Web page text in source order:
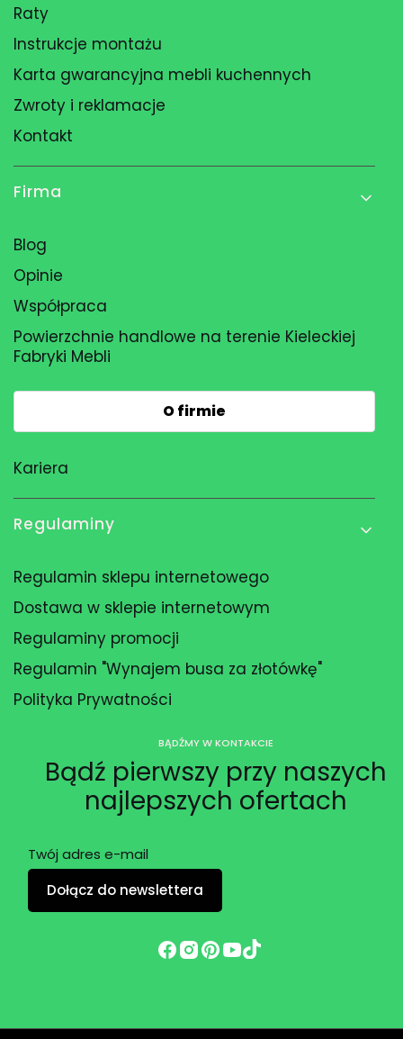
Raty
Instrukcje montażu
Karta gwarancyjna mebli kuchennych
Zwroty i reklamacje
Kontakt
Firma
Blog
Opinie
Współpraca
Powierzchnie handlowe na terenie Kieleckiej
Fabryki Mebli
O firmie
Kariera
Regulaminy
Regulamin sklepu internetowego
Dostawa w sklepie internetowym
Regulaminy promocji
Regulamin "Wynajem busa za złotówkę"
Polityka Prywatności
BĄDŹMY W KONTAKCIE
Bądź pierwszy przy naszych
najlepszych ofertach
Twój adres e-mail
Dołącz do newslettera